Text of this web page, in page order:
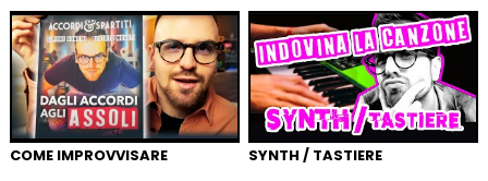
COME IMPROVVISARE SYNTH / TASTIERE